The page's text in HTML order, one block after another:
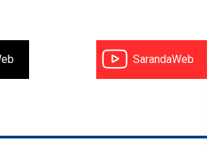
SarandaWeb